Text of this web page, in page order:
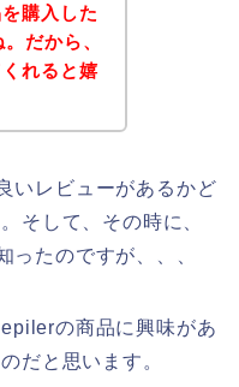
購入した
だから、
れると嬉
いレビューがあるかど
そして、その時に、
たのですが、、、
の商品に興味があ
だと思います。